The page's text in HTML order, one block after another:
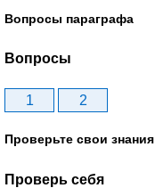
Вопросы параграфа
Вопросы
1 2
Проверьте свои знания
Проверь себя